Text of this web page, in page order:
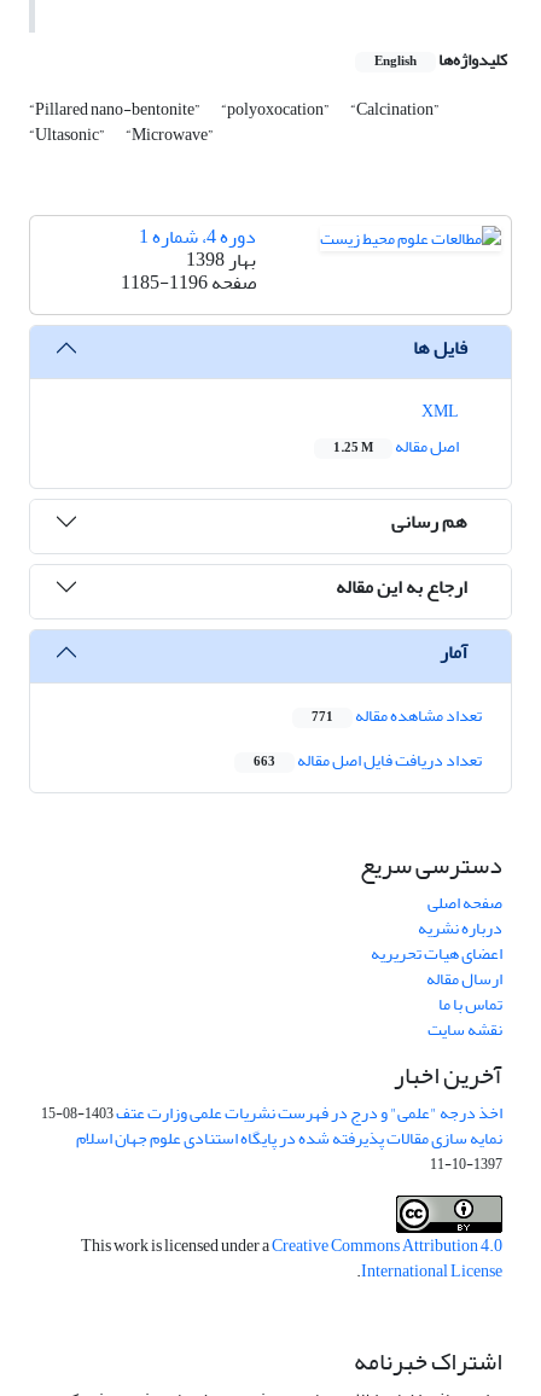
کلیدواژه‌ها English
“Pillared nano-bentonite” “polyoxocation” “Calcination”
“Ultasonic” “Microwave”
دوره 4، شماره 1
بهار 1398
صفحه1185-1196
فایل ها
اصل مقاله
1.25 M
هم رسانی
ارجاع به این مقاله
آمار
تعداد مشاهده مقاله 771
تعداد دریافت فایل اصل مقاله 663
دسترسی سریع
صفحه اصلی
درباره نشریه
اعضای هیات تحریریه
ارسال مقاله
تماس با ما
نقشه سایت
آخرین اخبار
اخذ درجه "علمی" و درج در فهرست نشریات علمی وزارت عتف1403-08-15
نمایه سازی مقالات پذیرفته شده در پایگاه استنادی علوم جهان اسلام
1397-10-11
This work is licensed under aCreative Commons Attribution 4.0
International License
.
اشتراک خبرنامه